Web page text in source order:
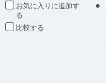
お気に入りに追加
比較